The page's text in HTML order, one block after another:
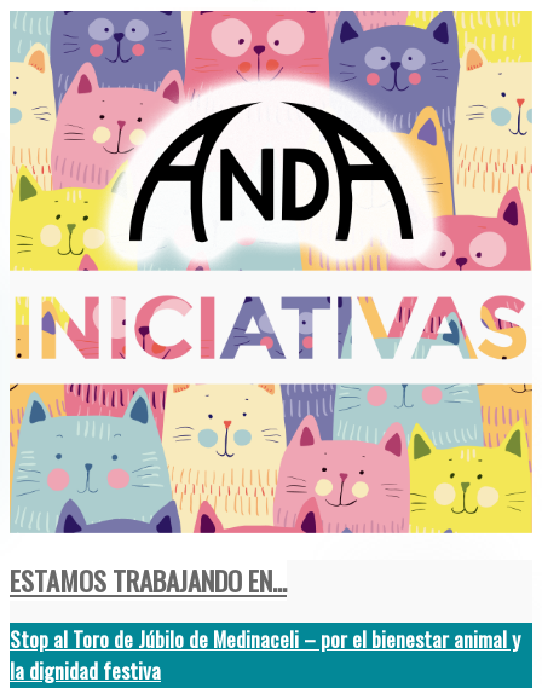
ESTAMOS TRABAJANDO EN...
Stop al Toro de Júbilo de Medinaceli – por el bienestar animal y
la dignidad festiva